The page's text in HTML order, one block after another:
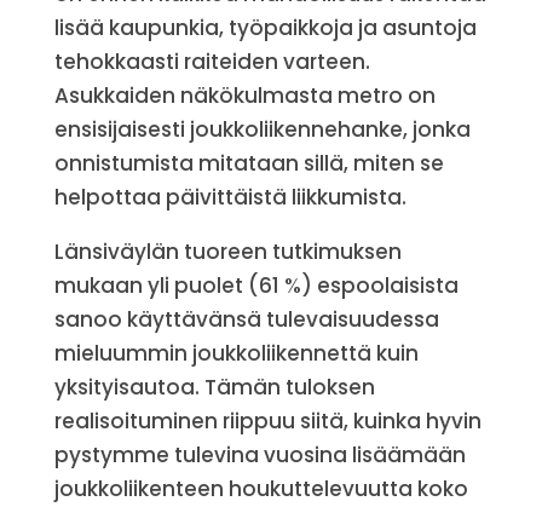
lisää kaupunkia, työpaikkoja ja asuntoja
tehokkaasti raiteiden varteen.
Asukkaiden näkökulmasta metro on
ensisijaisesti joukkoliikennehanke, jonka
onnistumista mitataan sillä, miten se
helpottaa päivittäistä liikkumista.
Länsiväylän tuoreen tutkimuksen
mukaan yli puolet (61 %) espoolaisista
sanoo käyttävänsä tulevaisuudessa
mieluummin joukkoliikennettä kuin
yksityisautoa. Tämän tuloksen
realisoituminen riippuu siitä, kuinka hyvin
pystymme tulevina vuosina lisäämään
joukkoliikenteen houkuttelevuutta koko